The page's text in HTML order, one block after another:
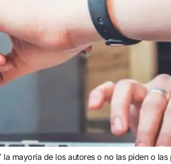
mayoría de los autores o no las piden o